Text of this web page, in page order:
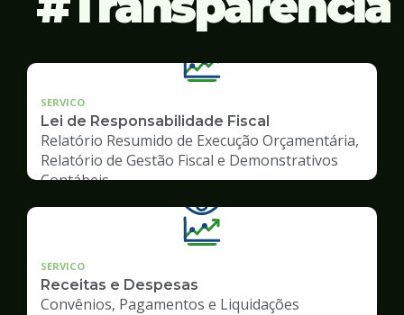
SERVICO
Lei de Responsabilidade Fiscal
Relatório Resumido de Execução Orçamentária,
Relatório de Gestão Fiscal e Demonstrativos
Contábeis
SERVICO
Receitas e Despesas
Convênios, Pagamentos e Liquidações